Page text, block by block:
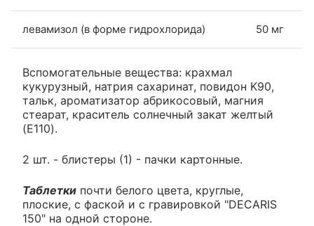
левамизол (в форме гидрохлорида) 50 мг
Вспомогательные вещества: крахмал
кукурузный, натрия сахаринат, повидон K90,
тальк, ароматизатор абрикосовый, магния
стеарат, краситель солнечный закат желтый
(E110).
2 шт. - блистеры (1) - пачки картонные.
Таблетки почти белого цвета, круглые,
плоские, с фаской и с гравировкой "DECARIS
150" на одной стороне.